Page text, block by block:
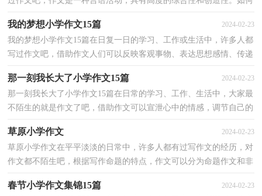
我的梦想小学作文15篇 2024-02-23
我的梦想小学作文15篇在日复一日的学习、工作或生活中，许多人都
写过作文吧，借助作文人们可以反映客观事物、表达思想感情、传递
那一刻我长大了小学作文15篇 2024-02-23
那一刻我长大了小学作文15篇在日常的学习、工作、生活中，大家最
不陌生的就是作文了吧，借助作文可以宣泄心中的情感，调节自己的
草原小学作文 2024-02-23
草原小学作文在平平淡淡的日常中，许多人都有过写作文的经历，对
作文都不陌生吧，根据写作命题的特点，作文可以分为命题作文和非
春节小学作文集锦15篇 2024-02-23